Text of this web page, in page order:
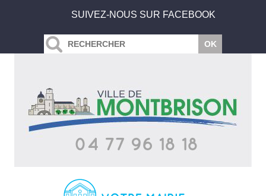
SUIVEZ-NOUS SUR FACEBOOK